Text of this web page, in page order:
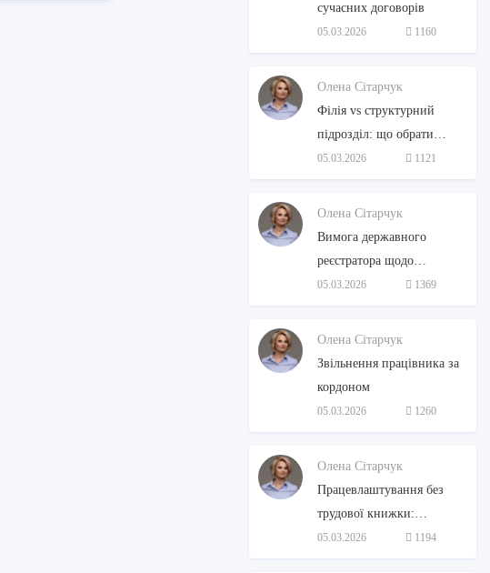
сучасних договорів
05.03.2026 1160
Олена Сітарчук
Філія vs структурний
підрозділ: що обрати
бізнесу
05.03.2026 1121
Олена Сітарчук
Вимога державного
реєстратора щодо
структури власності: як
діяти бізнесу
05.03.2026 1369
Олена Сітарчук
Звільнення працівника за
кордоном
05.03.2026 1260
Олена Сітарчук
Працевлаштування без
трудової книжки:
алгоритм дій для
роботодавця
05.03.2026 1194